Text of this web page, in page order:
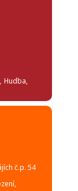
Hudba,
č.p. 54